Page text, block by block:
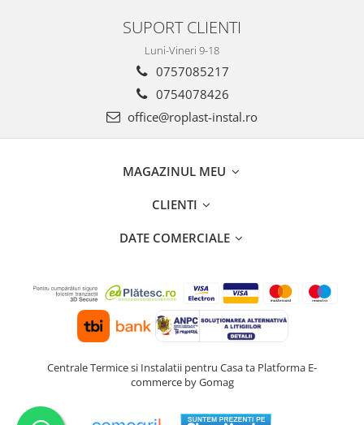
Incalzire clasica in pardoseala
Teava incalzire pardoseala
PLACA NUTURI/TACKER
Grupuri de pompare si amestec
Pachete incalzire in pardoseala
Pompe de caldura
Termostate de Ambient
Invertoare
Produse Amenajare Baie
SUPORT CLIENTI
Luni-Vineri 9-18
0757085217
0754078426
office@roplast-instal.ro
MAGAZINUL MEU
CLIENTI
DATE COMERCIALE
Centrale Termice si Instalatii pentru Casa ta Platforma E-
commerce by Gomag